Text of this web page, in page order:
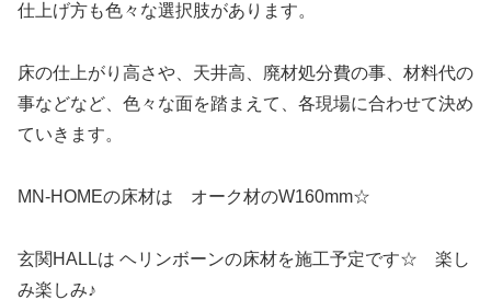
仕上げ方も色々な選択肢があります。
床の仕上がり高さや、天井高、廃材処分費の事、材料代の
事などなど、色々な面を踏まえて、各現場に合わせて決め
ていきます。
MN-HOMEの床材は オーク材のW160mm☆
玄関HALLは ヘリンボーンの床材を施工予定です☆ 楽し
み楽しみ♪